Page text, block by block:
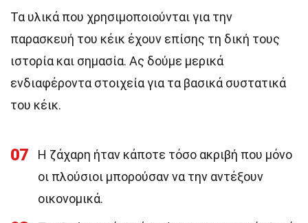
Τα υλικά που χρησιμοποιούνται για την
παρασκευή του κέικ έχουν επίσης τη δική τους
ιστορία και σημασία. Ας δούμε μερικά
ενδιαφέροντα στοιχεία για τα βασικά συστατικά
του κέικ.
07
Η ζάχαρη ήταν κάποτε τόσο ακριβή που μόνο
οι πλούσιοι μπορούσαν να την αντέξουν
οικονομικά.